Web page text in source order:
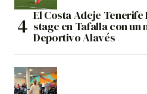
El Costa Adeje
stage en Tafalla con un
Deportivo Alavés